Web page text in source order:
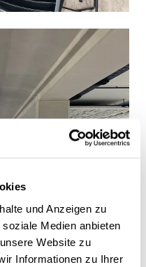
und Anzeigen zu
Medien anbieten
Website zu
Informationen zu Ihrer